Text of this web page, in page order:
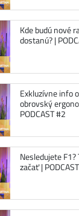
Kde budú nové
dostanú? |
Exkluzívne info
obrovský
PODCAST #2
Nesledujete
začať |